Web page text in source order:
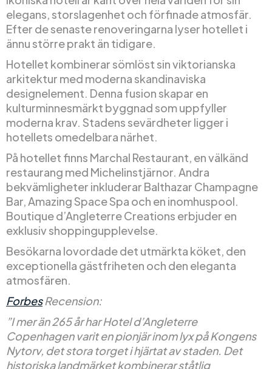
elegans, storslagenhet och förfinade atmosfär.
Efter de senaste renoveringarna lyser hotellet i
ännu större prakt än tidigare.
Hotellet kombinerar sömlöst sin viktorianska
arkitektur med moderna skandinaviska
designelement. Denna fusion skapar en
kulturminnesmärkt byggnad som uppfyller
moderna krav. Stadens sevärdheter ligger i
hotellets omedelbara närhet.
På hotellet finns Marchal Restaurant, en välkänd
restaurang med Michelinstjärnor. Andra
bekvämligheter inkluderar Balthazar Champagne
Bar, Amazing Space Spa och en inomhuspool.
Boutique d’Angleterre Creations erbjuder en
exklusiv shoppingupplevelse.
Besökarna lovordade det utmärkta köket, den
exceptionella gästfriheten och den eleganta
atmosfären.
Forbes Recension:
”I mer än 265 år har Hotel d’Angleterre
Copenhagen varit en pionjär inom lyx på Kongens
Nytorv, det stora torget i hjärtat av staden. Det
historiska landmärket kombinerar ståtlig